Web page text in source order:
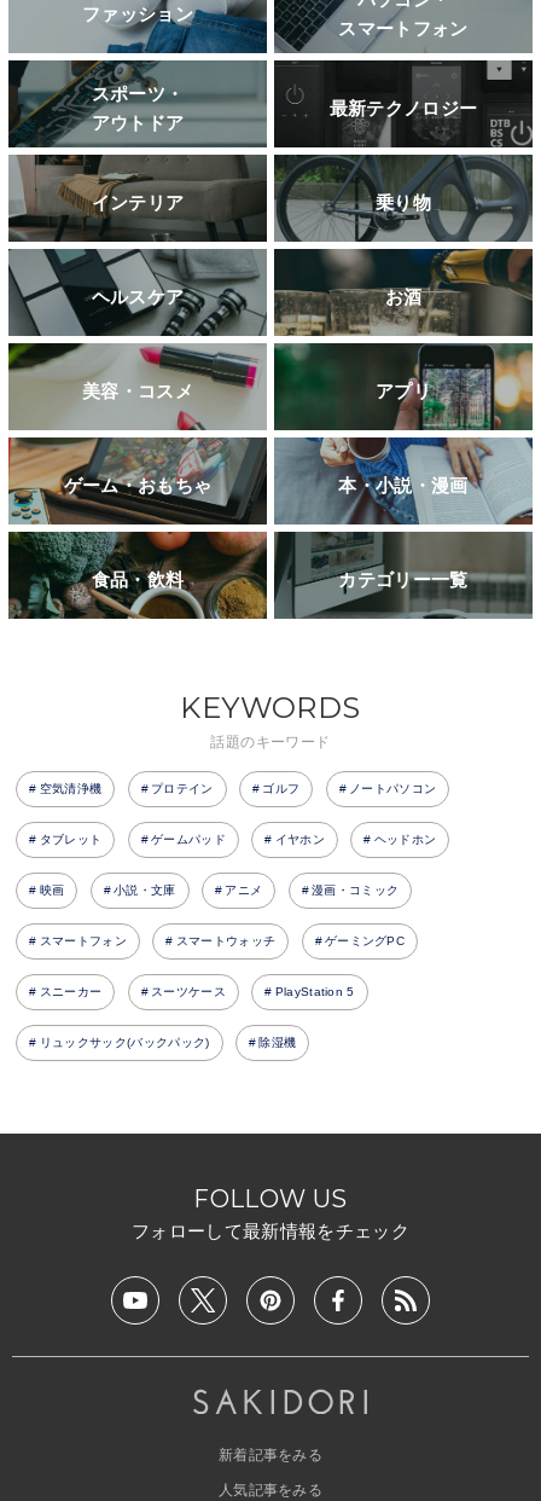
ファッション
スマートフォン
スポーツ・
アウトドア
最新テクノロジー
インテリア 乗り物
ヘルスケア お酒
美容・コスメ アプリ
ゲーム・おもちゃ 本・小説・漫画
食品・飲料 カテゴリー一覧
KEYWORDS
話題のキーワード
空気清浄機 プロテイン ゴルフ ノートパソコン
タブレット ゲームパッド イヤホン ヘッドホン
映画 小説・文庫 アニメ 漫画・コミック
スマートフォン スマートウォッチ ゲーミングPC
スニーカー スーツケース PlayStation 5
リュックサック(バックパック) 除湿機
FOLLOW US
フォローして最新情報をチェック
新着記事をみる
人気記事をみる